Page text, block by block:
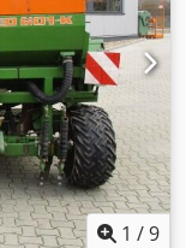
1 /9